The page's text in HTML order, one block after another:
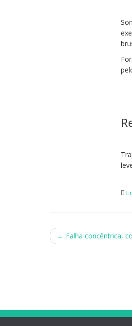
Post
← Falha concêntrica,